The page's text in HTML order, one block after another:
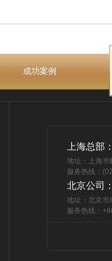
成功案例
上海总部
地址：上海
服务热线：
北京公司
地址：北京市
服务热线：